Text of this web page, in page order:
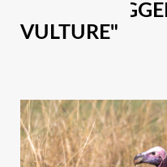
IMAGES
VULTURE"